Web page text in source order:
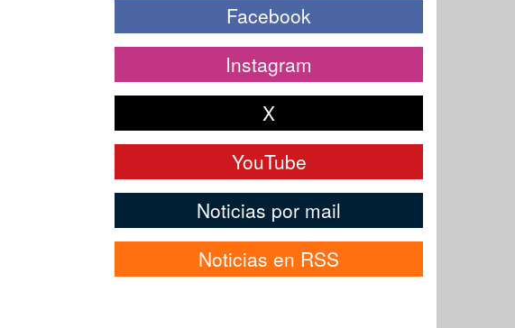
Facebook
Instagram
X
YouTube
Noticias por mail
Noticias en RSS